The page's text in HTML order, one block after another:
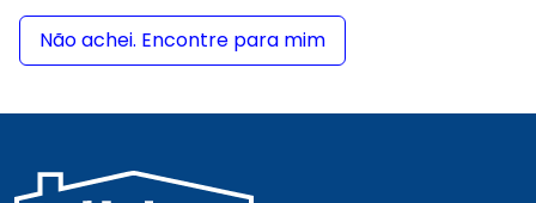
Não achei. Encontre para mim